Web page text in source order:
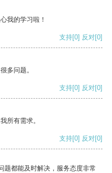
我的学习啦！
支持[0] 反对[0]
多问题。
支持[0] 反对[0]
所有需求。
支持[0] 反对[0]
题都能及时解决，服务态度非常